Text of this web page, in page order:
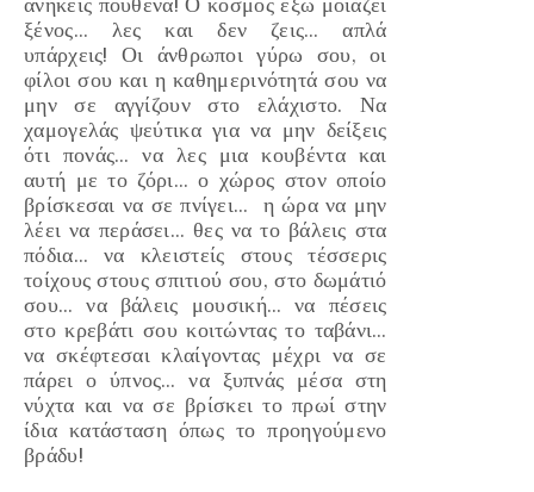
ανήκεις πουθενά! Ο κόσμος έξω μοιάζει
ξένος… λες και δεν ζεις… απλά
υπάρχεις! Οι άνθρωποι γύρω σου, οι
φίλοι σου και η καθημερινότητά σου να
μην σε αγγίζουν στο ελάχιστο. Να
χαμογελάς ψεύτικα για να μην δείξεις
ότι πονάς… να λες μια κουβέντα και
αυτή με το ζόρι… ο χώρος στον οποίο
βρίσκεσαι να σε πνίγει… η ώρα να μην
λέει να περάσει… θες να το βάλεις στα
πόδια… να κλειστείς στους τέσσερις
τοίχους στους σπιτιού σου, στο δωμάτιό
σου… να βάλεις μουσική… να πέσεις
στο κρεβάτι σου κοιτώντας το ταβάνι…
να σκέφτεσαι κλαίγοντας μέχρι να σε
πάρει ο ύπνος… να ξυπνάς μέσα στη
νύχτα και να σε βρίσκει το πρωί στην
ίδια κατάσταση όπως το προηγούμενο
βράδυ!